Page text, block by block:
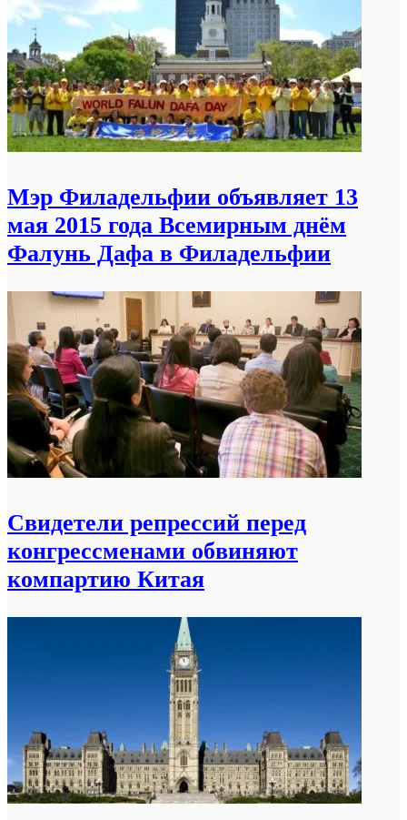
Мэр Филадельфии объявляет 13
мая 2015 года Всемирным днём
Фалунь Дафа в Филадельфии
Свидетели репрессий перед
конгрессменами обвиняют
компартию Китая